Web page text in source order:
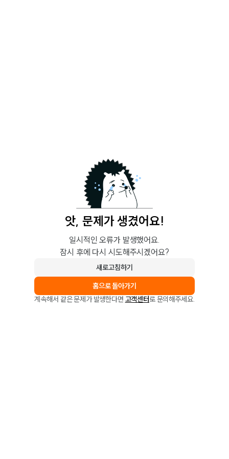
앗, 문제가 생겼어요!
일시적인 오류가 발생했어요.
잠시 후에 다시 시도해주시겠어요?
새로고침하기
홈으로 돌아가기
계속해서 같은 문제가 발생한다면 고객센터로 문의해주세요.